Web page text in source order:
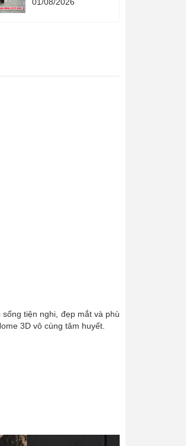
tiện nghi, đẹp mắt và phù
3D vô cùng tâm huyết.